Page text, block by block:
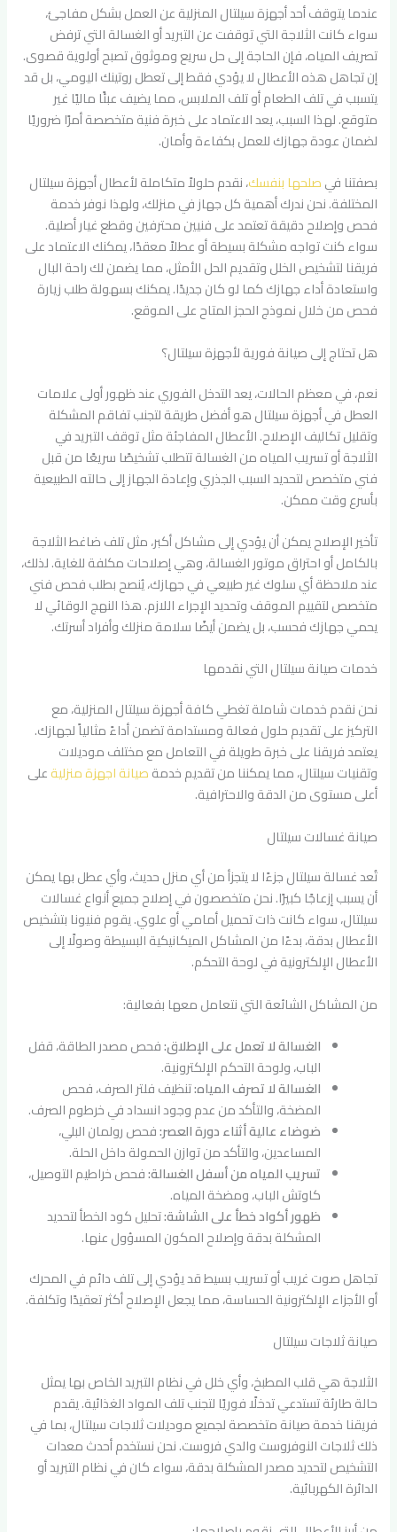
عندما يتوقف أحد أجهزة سيلتال المنزلية عن العمل بشكل مفاجئ،
سواء كانت الثلاجة التي توقفت عن التبريد أو الغسالة التي ترفض
تصريف المياه، فإن الحاجة إلى حل سريع وموثوق تصبح أولوية قصوى.
إن تجاهل هذه الأعطال لا يؤدي فقط إلى تعطل روتينك اليومي، بل قد
يتسبب في تلف الطعام أو تلف الملابس، مما يضيف عبئًا ماليًا غير
متوقع. لهذا السبب، يعد الاعتماد على خبرة فنية متخصصة أمرًا ضروريًا
لضمان عودة جهازك للعمل بكفاءة وأمان.
بصفتنا فيصلحها بنفسك، نقدم حلولاً متكاملة لأعطال أجهزة سيلتال
المختلفة. نحن ندرك أهمية كل جهاز في منزلك، ولهذا نوفر خدمة
فحص وإصلاح دقيقة تعتمد على فنيين محترفين وقطع غيار أصلية.
سواء كنت تواجه مشكلة بسيطة أو عطلاً معقدًا، يمكنك الاعتماد على
فريقنا لتشخيص الخلل وتقديم الحل الأمثل، مما يضمن لك راحة البال
واستعادة أداء جهازك كما لو كان جديدًا. يمكنك بسهولة طلب زيارة
فحص من خلال نموذج الحجز المتاح على الموقع.
هل تحتاج إلى صيانة فورية لأجهزة سيلتال؟
نعم، في معظم الحالات، يعد التدخل الفوري عند ظهور أولى علامات
العطل في أجهزة سيلتال هو أفضل طريقة لتجنب تفاقم المشكلة
وتقليل تكاليف الإصلاح. الأعطال المفاجئة مثل توقف التبريد في
الثلاجة أو تسريب المياه من الغسالة تتطلب تشخيصًا سريعًا من قبل
فني متخصص لتحديد السبب الجذري وإعادة الجهاز إلى حالته الطبيعية
بأسرع وقت ممكن.
تأخير الإصلاح يمكن أن يؤدي إلى مشاكل أكبر، مثل تلف ضاغط الثلاجة
بالكامل أو احتراق موتور الغسالة، وهي إصلاحات مكلفة للغاية. لذلك،
عند ملاحظة أي سلوك غير طبيعي في جهازك، يُنصح بطلب فحص فني
متخصص لتقييم الموقف وتحديد الإجراء اللازم. هذا النهج الوقائي لا
يحمي جهازك فحسب، بل يضمن أيضًا سلامة منزلك وأفراد أسرتك.
خدمات صيانة سيلتال التي نقدمها
نحن نقدم خدمات شاملة تغطي كافة أجهزة سيلتال المنزلية، مع
التركيز على تقديم حلول فعالة ومستدامة تضمن أداءً مثالياً لجهازك.
يعتمد فريقنا على خبرة طويلة في التعامل مع مختلف موديلات
وتقنيات سيلتال، مما يمكننا من تقديم خدمةصيانة اجهزة منزليةعلى
أعلى مستوى من الدقة والاحترافية.
صيانة غسالات سيلتال
تُعد غسالة سيلتال جزءًا لا يتجزأ من أي منزل حديث، وأي عطل بها يمكن
أن يسبب إزعاجًا كبيرًا. نحن متخصصون في إصلاح جميع أنواع غسالات
سيلتال، سواء كانت ذات تحميل أمامي أو علوي. يقوم فنيونا بتشخيص
الأعطال بدقة، بدءًا من المشاكل الميكانيكية البسيطة وصولًا إلى
الأعطال الإلكترونية في لوحة التحكم.
من المشاكل الشائعة التي نتعامل معها بفعالية:
الغسالة لا تعمل على الإطلاق:فحص مصدر الطاقة، قفل
الباب، ولوحة التحكم الإلكترونية.
الغسالة لا تصرف المياه:تنظيف فلتر الصرف، فحص
المضخة، والتأكد من عدم وجود انسداد في خرطوم الصرف.
ضوضاء عالية أثناء دورة العصر:فحص رولمان البلي،
المساعدين، والتأكد من توازن الحمولة داخل الحلة.
تسريب المياه من أسفل الغسالة:فحص خراطيم التوصيل،
كاوتش الباب، ومضخة المياه.
ظهور أكواد خطأ على الشاشة:تحليل كود الخطأ لتحديد
المشكلة بدقة وإصلاح المكون المسؤول عنها.
تجاهل صوت غريب أو تسريب بسيط قد يؤدي إلى تلف دائم في المحرك
أو الأجزاء الإلكترونية الحساسة، مما يجعل الإصلاح أكثر تعقيدًا وتكلفة.
صيانة ثلاجات سيلتال
الثلاجة هي قلب المطبخ، وأي خلل في نظام التبريد الخاص بها يمثل
حالة طارئة تستدعي تدخلًا فوريًا لتجنب تلف المواد الغذائية. يقدم
فريقنا خدمة صيانة متخصصة لجميع موديلات ثلاجات سيلتال، بما في
ذلك ثلاجات النوفروست والدي فروست. نحن نستخدم أحدث معدات
التشخيص لتحديد مصدر المشكلة بدقة، سواء كان في نظام التبريد أو
الدائرة الكهربائية.